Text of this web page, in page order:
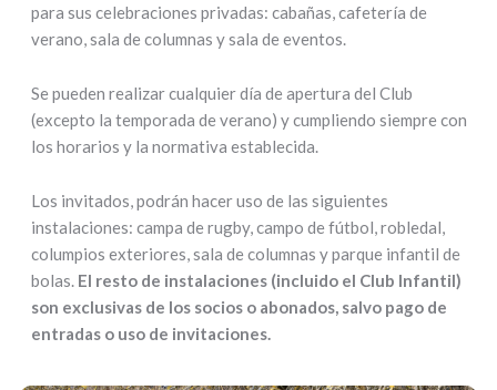
para sus celebraciones privadas: cabañas, cafetería de
verano, sala de columnas y sala de eventos.
Se pueden realizar cualquier día de apertura del Club
(excepto la temporada de verano) y cumpliendo siempre con
los horarios y la normativa establecida.
Los invitados, podrán hacer uso de las siguientes
instalaciones: campa de rugby, campo de fútbol, robledal,
columpios exteriores, sala de columnas y parque infantil de
bolas. El resto de instalaciones (incluido el Club Infantil)
son exclusivas de los socios o abonados, salvo pago de
entradas o uso de invitaciones.